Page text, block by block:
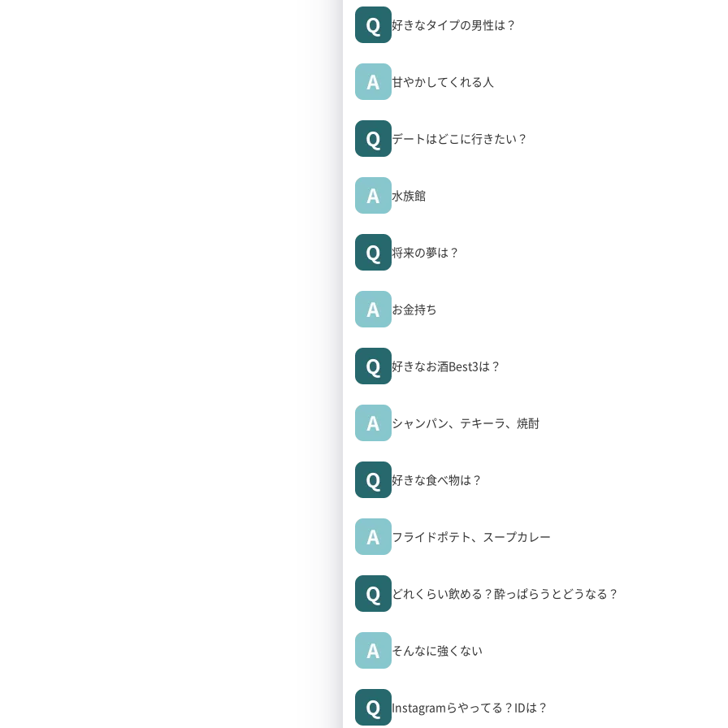
好きなタイプの男性は？
甘やかしてくれる人
デートはどこに行きたい？
水族館
将来の夢は？
お金持ち
好きなお酒Best3は？
シャンパン、テキーラ、焼酎
好きな食べ物は？
フライドポテト、スープカレー
どれくらい飲める？酔っぱらうとどうなる？
そんなに強くない
Instagramらやってる？IDは？